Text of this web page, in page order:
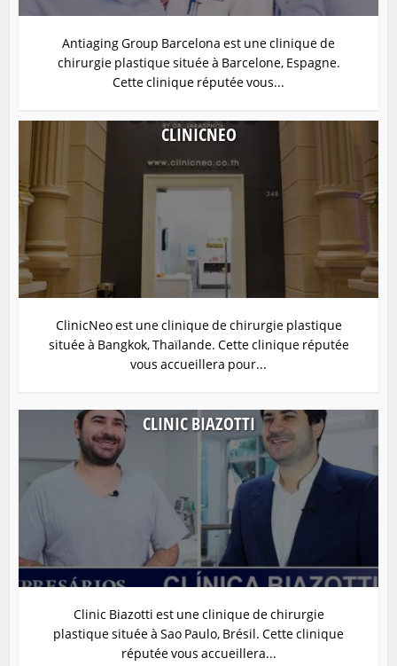
Antiaging Group Barcelona est une clinique de
chirurgie plastique située à Barcelone, Espagne.
Cette clinique réputée vous...
CLINICNEO
ClinicNeo est une clinique de chirurgie plastique
située à Bangkok, Thaïlande. Cette clinique réputée
vous accueillera pour...
CLINIC BIAZOTTI
Clinic Biazotti est une clinique de chirurgie
plastique située à Sao Paulo, Brésil. Cette clinique
réputée vous accueillera...